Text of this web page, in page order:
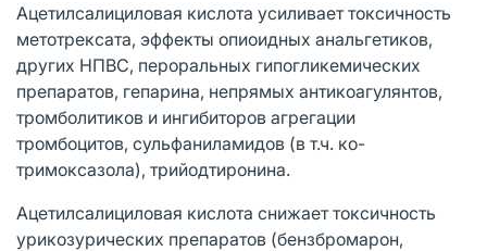
Ацетилсалициловая кислота усиливает токсичность
метотрексата, эффекты опиоидных анальгетиков,
других НПВС, пероральных гипогликемических
препаратов, гепарина, непрямых антикоагулянтов,
тромболитиков и ингибиторов агрегации
тромбоцитов, сульфаниламидов (в т.ч. ко-
тримоксазола), трийодтиронина.
Ацетилсалициловая кислота снижает токсичность
урикозурических препаратов (бензбромарон,